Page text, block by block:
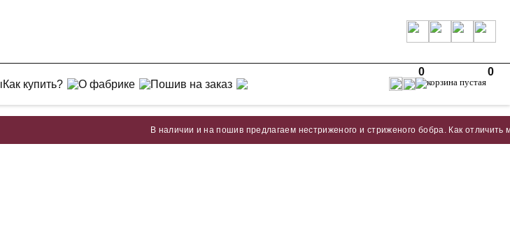
Как купить? О фабрике Пошив на заказ
0 0
В наличии и на пошив предлагаем нестриженого и стриженого бобра. Как отличить мех